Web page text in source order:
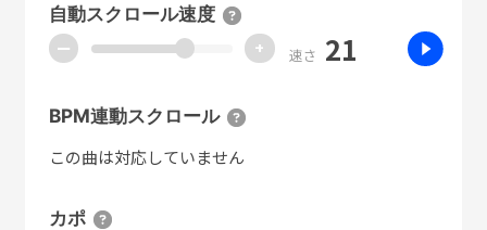
自動スクロール速度
ー + 速さ 21
BPM連動スクロール
この曲は対応していません
カポ